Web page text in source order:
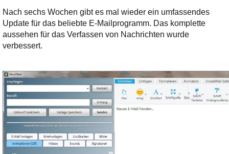
Nach sechs Wochen gibt es mal wieder ein umfassendes
Update für das beliebte E-Mailprogramm. Das komplette
aussehen für das Verfassen von Nachrichten wurde
verbessert.
bereithält!
Wie z.B. Outlook,
GMail, Thunderbird
oder auch
Ihre E-Mail
Adresse:
E-Mail
E-Mail bestätigen